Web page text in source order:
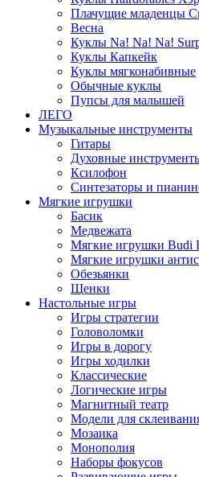
Плачущие младенцы
Весна
Куклы Na! Na! Na!
Куклы Капкейк
Куклы мягконабивные
Обычные куклы
Пупсы для малышей
ЛЕГО
Музыкальные инструменты
Гитары
Духовные
Ксилофон
Синтезаторы и
Мягкие игрушки
Басик
Медвежата
Мягкие игрушки Budi
Мягкие игрушки
Обезьянки
Щенки
Настольные игры
Игры стратегии
Головоломки
Игры в дорогу
Игры ходилки
Классические
Логические игры
Магнитный театр
Модели для
Мозаика
Монополия
Наборы фокусов